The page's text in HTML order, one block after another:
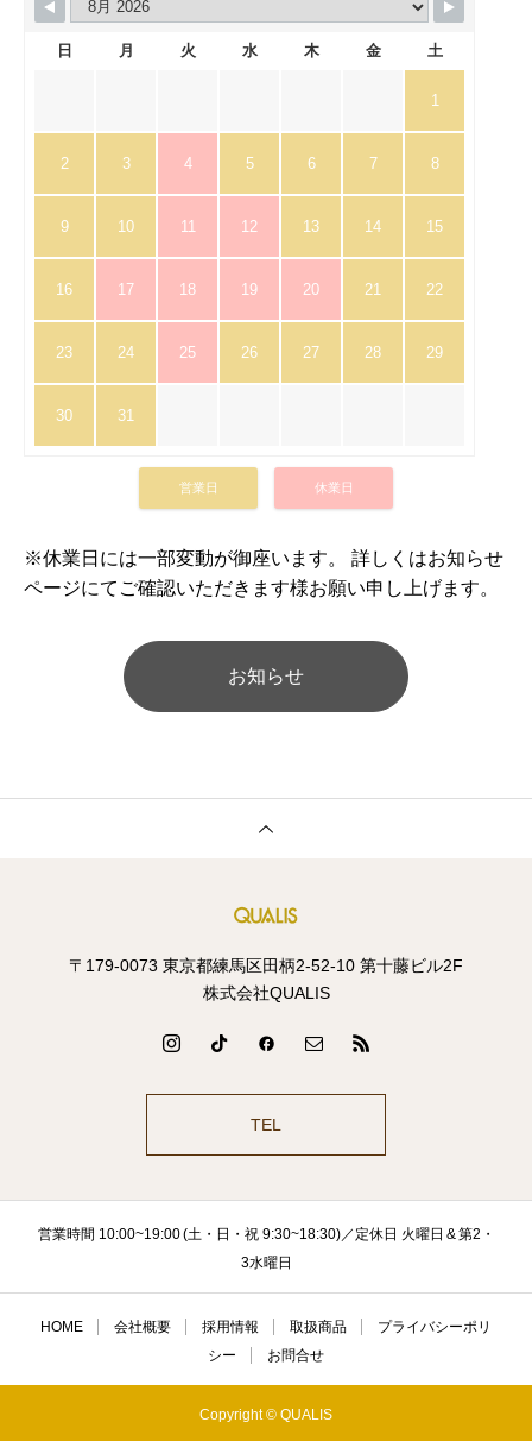
日 月 火 水 木 金 土
1
2 3 4 5 6 7 8
9 10 11 12 13 14 15
16 17 18 19 20 21 22
23 24 25 26 27 28 29
30 31
営業日 休業日
※休業日には一部変動が御座います。 詳しくはお知らせ
ページにてご確認いただきます様お願い申し上げます。
お知らせ
〒179-0073 東京都練馬区田柄2-52-10 第十藤ビル2F
株式会社QUALIS
TEL
営業時間 10:00~19:00 (土・日・祝 9:30~18:30)／定休日 火曜日 & 第2・
3水曜日
HOME 会社概要 採用情報 取扱商品
プライバシーポリ
シー
お問合せ
Copyright © QUALIS